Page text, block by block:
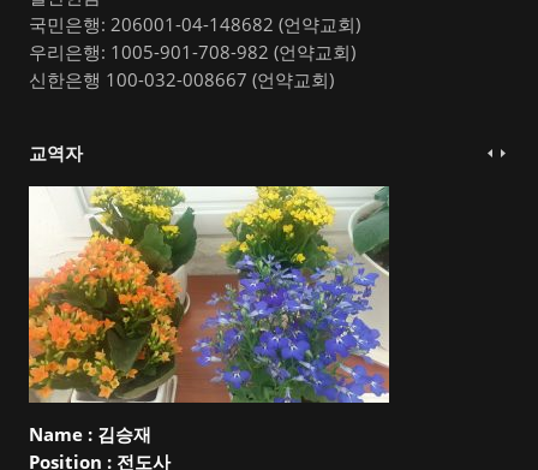
국민은행: 206001-04-148682 (언약교회)
우리은행: 1005-901-708-982 (언약교회)
신한은행 100-032-008667 (언약교회)
교역자
Name : 김승재
Position : 전도사